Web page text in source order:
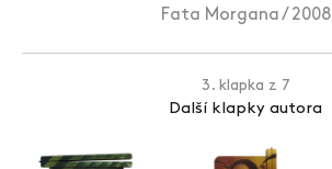
Fata Morgana / 2008
3. klapka z 7
Další klapky autora